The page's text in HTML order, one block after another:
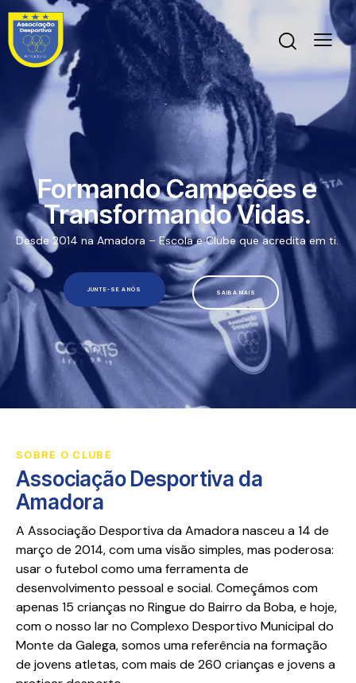
SAIBA MAIS
JUNTE-SE A NÓS
Desde 2014 na Amadora – Escola e Clube que acredita em ti.
Formando Campeões e
Transformando Vidas.
SOBRE O CLUBE
Associação Desportiva da
Amadora
A Associação Desportiva da Amadora nasceu a 14 de
março de 2014, com uma visão simples, mas poderosa:
usar o futebol como uma ferramenta de
desenvolvimento pessoal e social. Começámos com
apenas 15 crianças no Ringue do Bairro da Boba, e hoje,
com o nosso lar no Complexo Desportivo Municipal do
Monte da Galega, somos uma referência na formação
de jovens atletas, com mais de 260 crianças e jovens a